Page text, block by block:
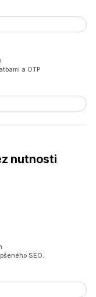
a OTP
nutnosti
SEO.